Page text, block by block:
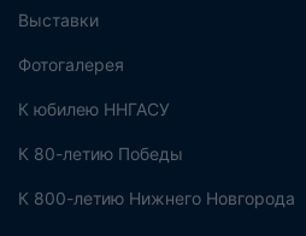
Выставки
Фотогалерея
К юбилею ННГАСУ
К 80-летию Победы
К 800-летию Нижнего Новгорода